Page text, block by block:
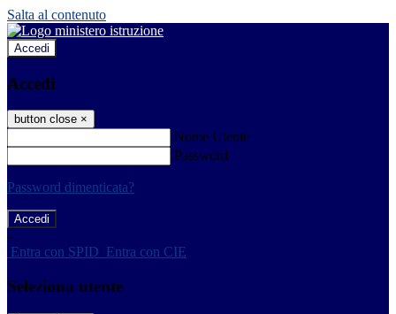
Salta al contenuto
Accedi
Accedi
button close ×
Nome Utente
Password
Password dimenticata?
-
Entra con SPID Entra con CIE
Seleziona utente